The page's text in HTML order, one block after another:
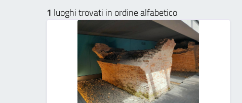
1 luoghi trovati in ordine alfabetico